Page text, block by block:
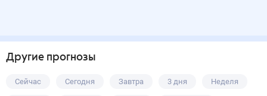
Другие прогнозы
Сейчас Сегодня Завтра 3 дня Неделя